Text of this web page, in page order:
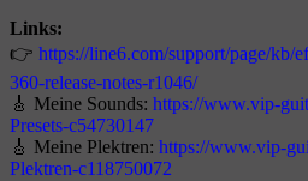
Links:
👉 https://line6.com/support/page/kb/
360-release-notes-r1046/
🎸 Meine Sounds: https://www.vip-
Presets-c54730147
🎸 Meine Plektren: https://www.vip-
Plektren-c118750072